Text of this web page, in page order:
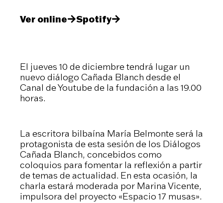
Ver online Spotify
El jueves 10 de diciembre tendrá lugar un
nuevo diálogo Cañada Blanch desde el
Canal de Youtube de la fundación a las 19.00
horas.
La escritora bilbaína María Belmonte será la
protagonista de esta sesión de los Diálogos
Cañada Blanch, concebidos como
coloquios para fomentar la reflexión a partir
de temas de actualidad. En esta ocasión, la
charla estará moderada por Marina Vicente,
impulsora del proyecto «Espacio 17 musas».